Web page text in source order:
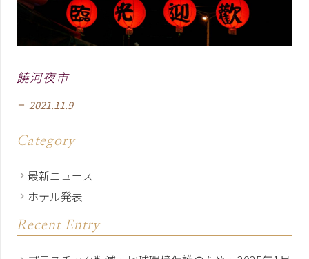
饒河夜市
remove 2021.11.9
Category
最新ニュース
ホテル発表
Recent Entry